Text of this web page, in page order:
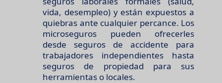
vida, desempleo) y están expuestos a
quiebras ante cualquier percance. Los
microseguros pueden ofrecerles
desde seguros de accidente para
trabajadores independientes hasta
seguros de propiedad para sus
herramientas o locales.